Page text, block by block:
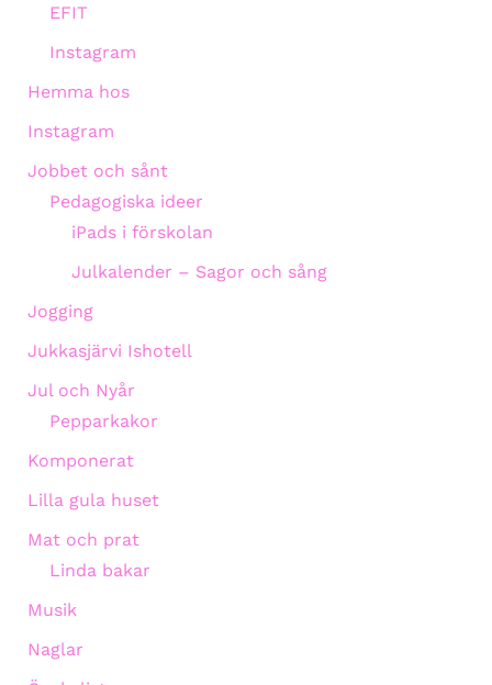
EFIT
Instagram
Hemma hos
Instagram
Jobbet och sånt
Pedagogiska ideer
iPads i förskolan
Julkalender – Sagor och sång
Jogging
Jukkasjärvi Ishotell
Jul och Nyår
Pepparkakor
Komponerat
Lilla gula huset
Mat och prat
Linda bakar
Musik
Naglar